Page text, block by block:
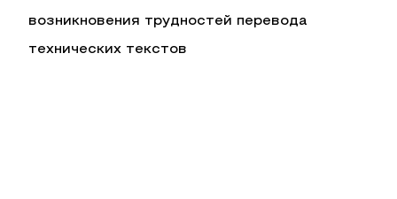
возникновения трудностей перевода
технических текстов